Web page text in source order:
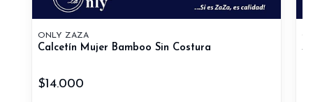
ONLY ZAZA
Calcetín Mujer Bamboo Sin Costura
$14.000